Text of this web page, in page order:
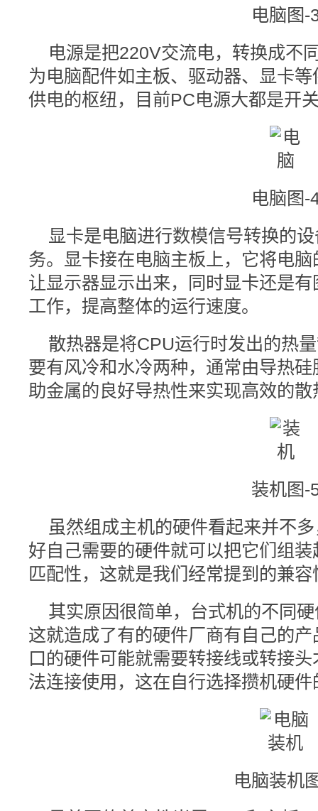
电脑图-
电源是把220V交流电，转换成不
为电脑配件如主板、驱动器、显卡
供电的枢纽，目前PC电源大都是开
电脑图-
显卡是电脑进行数模信号转换的
务。显卡接在电脑主板上，它将电
让显示器显示出来，同时显卡还是
工作，提高整体的运行速度。
散热器是将CPU运行时发出的热
要有风冷和水冷两种，通常由导热
助金属的良好导热性来实现高效的散
装机图-
虽然组成主机的硬件看起来并不
好自己需要的硬件就可以把它们组
匹配性，这就是我们经常提到的兼容
其实原因很简单，台式机的不同
这就造成了有的硬件厂商有自己的
口的硬件可能就需要转接线或转接
法连接使用，这在自行选择攒机硬
电脑装机